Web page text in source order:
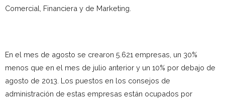
Comercial, Financiera y de Marketing.
En el mes de agosto se crearon 5.621 empresas, un 30%
menos que en el mes de julio anterior y un 10% por debajo de
agosto de 2013. Los puestos en los consejos de
administración de estas empresas están ocupados por